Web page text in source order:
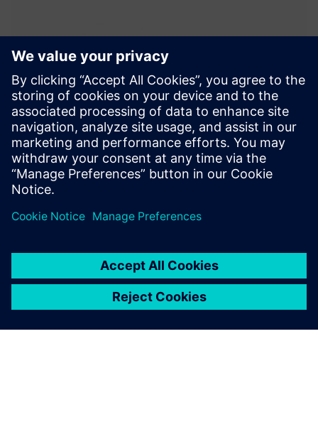
CERTAS alarm Digital+
With CERTAS alarm Digital+, you can always rest asssured
that all necessary measures will be taken in the event of an
alarm.
Докладніше